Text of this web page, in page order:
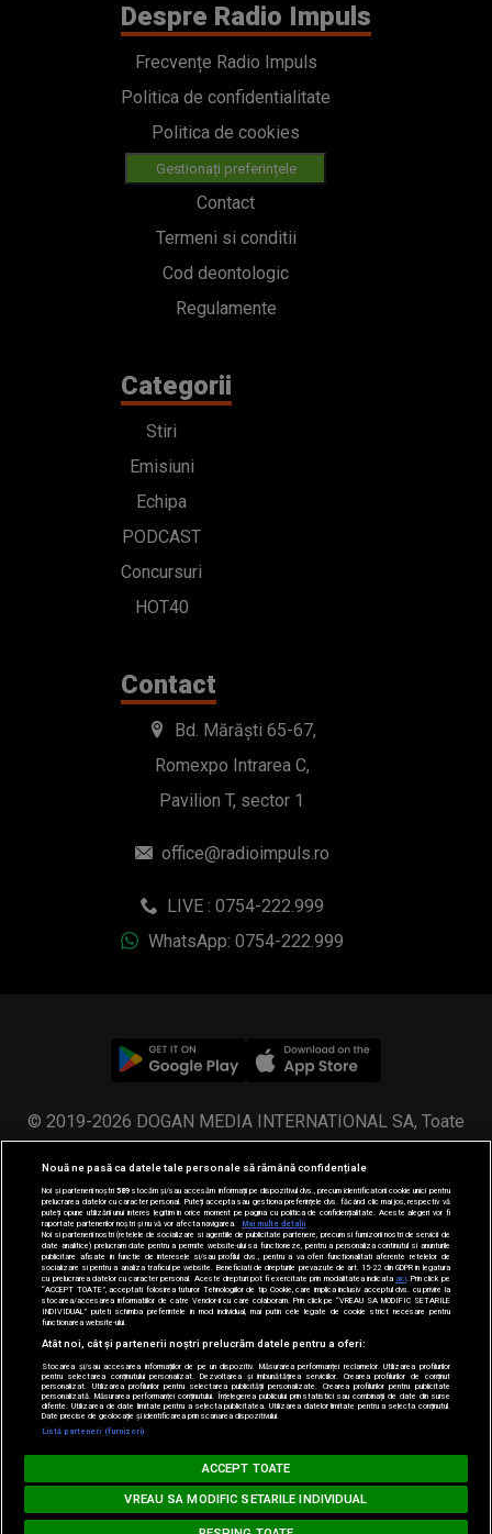
Despre Radio Impuls
Frecvențe Radio Impuls
Politica de confidentialitate
Politica de cookies
Gestionați preferințele
Contact
Termeni si conditii
Cod deontologic
Regulamente
Categorii
Stiri
Emisiuni
Echipa
PODCAST
Concursuri
HOT40
Contact
Bd. Mărăști 65-67,
Romexpo Intrarea C,
Pavilion T, sector 1
office@radioimpuls.ro
LIVE : 0754-222.999
WhatsApp: 0754-222.999
© 2019-2026 DOGAN MEDIA INTERNATIONAL SA, Toate
drepturile rezervate.
Loading... MUSIC NON STOP
#hitperepeat
Nouă ne pasă ca datele tale personale să rămână confidențiale
Noi și partenerii noștri589stocăm și/sau accesăm informații pe dispozitivul dvs., precum identificatorii cookie unici pentru
prelucrarea datelor cu caracter personal. Puteți accepta sau gestiona preferințele dvs. făcând clic mai jos, respectiv vă
puteți opune utilizării unui interes legitim în orice moment pe pagina cu politica de confidențialitate. Aceste alegeri vor fi
raportate partenerilor noștri și nu vă vor afecta navigarea.
Mai multe detalii
Noi si partenerii nostri (retelele de socializare si agentiile de publicitate partenere, precum si furnizorii nostri de servicii de
date analitice) prelucram date pentru a permite website-ului sa functioneze, pentru a personaliza continutul si anunturile
publicitare afisate in functie de interesele si/sau profilul dvs., pentru a va oferi functionalitati aferente retelelor de
socializare si pentru a analiza traficul pe website. Beneficiati de drepturile prevazute de art. 15-22 din GDPR in legatura
cu prelucrarea datelor cu caracter personal. Aceste drepturi pot fi exercitate prin modalitatea indicataaici . Prin click pe
“ACCEPT TOATE”, acceptati folosirea tuturor Tehnologiilor de tip Cookie, care implica inclusiv acceptul dvs. cu privire la
stocarea/accesarea informatiilor de catre Vendor-ii cu care colaboram. Prin click pe “VREAU SA MODIFIC SETARILE
INDIVIDUAL” puteti schimba preferintele in mod individual, mai putin cele legate de cookie strict necesare pentru
functionarea website-ului.
Atât noi, cât și partenerii noștri prelucrăm datele pentru a oferi:
Stocarea și/sau accesarea informațiilor de pe un dispozitiv. Măsurarea performanței reclamelor. Utilizarea profilurilor
pentru selectarea conținutului personalizat. Dezvoltarea și îmbunătățirea serviciilor. Crearea profilurilor de conținut
personalizat. Utilizarea profilurilor pentru selectarea publicității personalizate. Crearea profilurilor pentru publicitate
personalizată. Măsurarea performanței conținutului. Înțelegerea publicului prin statistici sau combinații de date din surse
diferite. Utilizarea de date limitate pentru a selecta publicitatea. Utilizarea datelor limitate pentru a selecta conținutul.
Date precise de geolocație și identificarea prin scanarea dispozitivului.
Listă parteneri (furnizori)
ACCEPT TOATE
VREAU SA MODIFIC SETARILE INDIVIDUAL